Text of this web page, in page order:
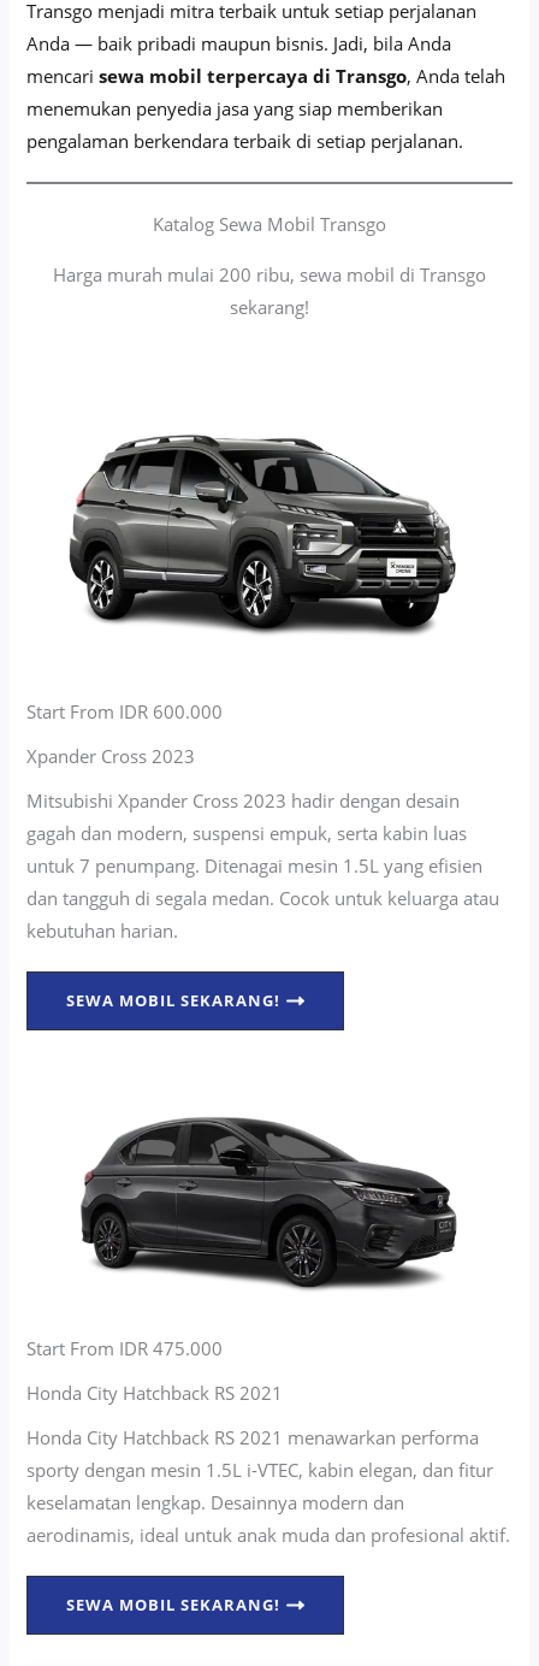
Transgo menjadi mitra terbaik untuk setiap perjalanan
Anda — baik pribadi maupun bisnis. Jadi, bila Anda
mencarisewa mobil terpercaya di Transgo, Anda telah
menemukan penyedia jasa yang siap memberikan
pengalaman berkendara terbaik di setiap perjalanan.
Katalog Sewa Mobil Transgo
Harga murah mulai 200 ribu, sewa mobil di Transgo
sekarang!
Start From IDR 600.000
Xpander Cross 2023
Mitsubishi Xpander Cross 2023 hadir dengan desain
gagah dan modern, suspensi empuk, serta kabin luas
untuk 7 penumpang. Ditenagai mesin 1.5L yang efisien
dan tangguh di segala medan. Cocok untuk keluarga atau
kebutuhan harian.
SEWA MOBIL SEKARANG!
Start From IDR 475.000
Honda City Hatchback RS 2021
Honda City Hatchback RS 2021 menawarkan performa
sporty dengan mesin 1.5L i-VTEC, kabin elegan, dan fitur
keselamatan lengkap. Desainnya modern dan
aerodinamis, ideal untuk anak muda dan profesional aktif.
SEWA MOBIL SEKARANG!